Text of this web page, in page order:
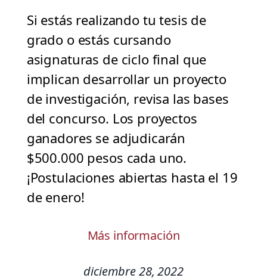
Si estás realizando tu tesis de
grado o estás cursando
asignaturas de ciclo final que
implican desarrollar un proyecto
de investigación, revisa las bases
del concurso. Los proyectos
ganadores se adjudicarán
$500.000 pesos cada uno.
¡Postulaciones abiertas hasta el 19
de enero!
Más información
diciembre 28, 2022